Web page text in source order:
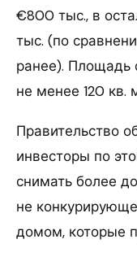
€800 тыс., в
тыс. (по
ранее). Площадь
не менее 120 кв.
Правительство
инвесторы по
снимать более
не
домом, которые